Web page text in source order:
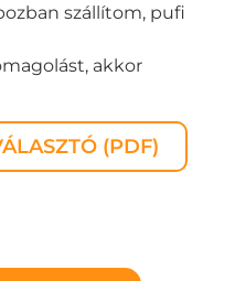
szállítom, pufi
akkor
(PDF)